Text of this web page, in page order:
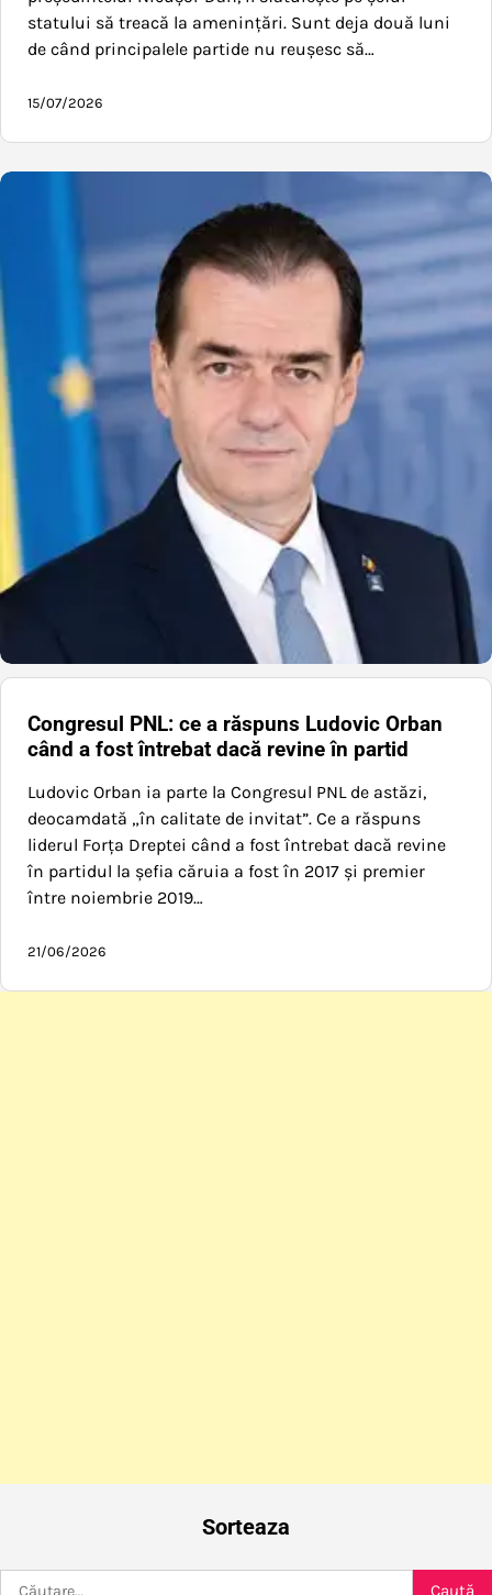
statului să treacă la amenințări. Sunt deja două luni
de când principalele partide nu reușesc să…
15/07/2026
Congresul PNL: ce a răspuns Ludovic Orban
când a fost întrebat dacă revine în partid
Ludovic Orban ia parte la Congresul PNL de astăzi,
deocamdată „în calitate de invitat”. Ce a răspuns
liderul Forța Dreptei când a fost întrebat dacă revine
în partidul la șefia căruia a fost în 2017 și premier
între noiembrie 2019…
21/06/2026
Sorteaza
Caută